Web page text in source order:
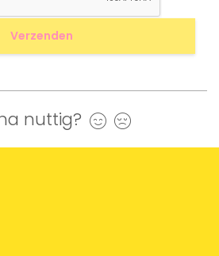
nuttig? Ja